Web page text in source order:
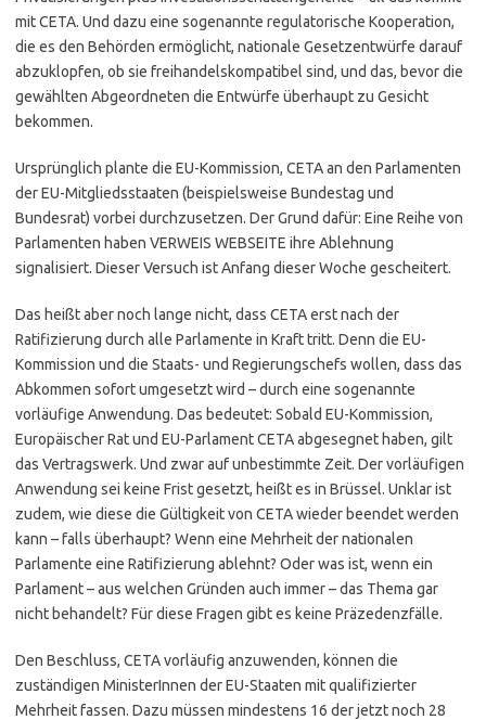
mit CETA. Und dazu eine sogenannte regulatorische Kooperation,
die es den Behörden ermöglicht, nationale Gesetzentwürfe darauf
abzuklopfen, ob sie freihandelskompatibel sind, und das, bevor die
gewählten Abgeordneten die Entwürfe überhaupt zu Gesicht
bekommen.
Ursprünglich plante die EU-Kommission, CETA an den Parlamenten
der EU-Mitgliedsstaaten (beispielsweise Bundestag und
Bundesrat) vorbei durchzusetzen. Der Grund dafür: Eine Reihe von
Parlamenten haben VERWEIS WEBSEITE ihre Ablehnung
signalisiert. Dieser Versuch ist Anfang dieser Woche gescheitert.
Das heißt aber noch lange nicht, dass CETA erst nach der
Ratifizierung durch alle Parlamente in Kraft tritt. Denn die EU-
Kommission und die Staats- und Regierungschefs wollen, dass das
Abkommen sofort umgesetzt wird – durch eine sogenannte
vorläufige Anwendung. Das bedeutet: Sobald EU-Kommission,
Europäischer Rat und EU-Parlament CETA abgesegnet haben, gilt
das Vertragswerk. Und zwar auf unbestimmte Zeit. Der vorläufigen
Anwendung sei keine Frist gesetzt, heißt es in Brüssel. Unklar ist
zudem, wie diese die Gültigkeit von CETA wieder beendet werden
kann – falls überhaupt? Wenn eine Mehrheit der nationalen
Parlamente eine Ratifizierung ablehnt? Oder was ist, wenn ein
Parlament – aus welchen Gründen auch immer – das Thema gar
nicht behandelt? Für diese Fragen gibt es keine Präzedenzfälle.
Den Beschluss, CETA vorläufig anzuwenden, können die
zuständigen MinisterInnen der EU-Staaten mit qualifizierter
Mehrheit fassen. Dazu müssen mindestens 16 der jetzt noch 28